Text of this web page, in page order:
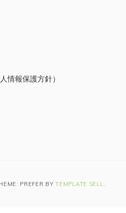
情報保護方針）
PREFER BYTEMPLATE SELL.